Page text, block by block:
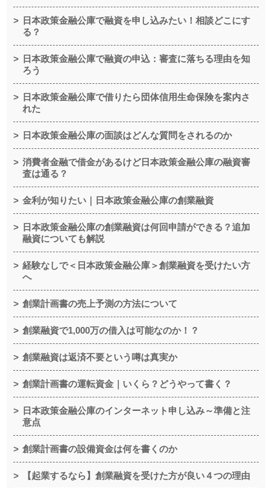
日本政策金融公庫で融資を申し込みたい！相談どこにす
る？
日本政策金融公庫で融資の申込：審査に落ちる理由を知
ろう
日本政策金融公庫で借りたら団体信用生命保険を案内さ
れた
日本政策金融公庫の面談はどんな質問をされるのか
消費者金融で借金があるけど日本政策金融公庫の融資審
査は通る？
金利が知りたい｜日本政策金融公庫の創業融資
日本政策金融公庫の創業融資は何回申請ができる？追加
融資についても解説
経験なしで＜日本政策金融公庫＞創業融資を受けたい方
へ
創業計画書の売上予測の方法について
創業融資で1,000万の借入は可能なのか！？
創業融資は返済不要という噂は真実か
創業計画書の運転資金｜いくら？どうやって書く？
日本政策金融公庫のインターネット申し込み～準備と注
意点
創業計画書の設備資金は何を書くのか
【起業するなら】創業融資を受けた方が良い４つの理由